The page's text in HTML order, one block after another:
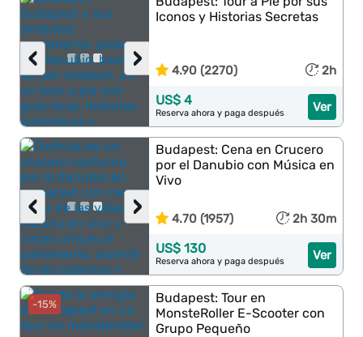
›
‹
Iconos y Historias Secretas
4.90 (2270) 2h
Ver
US$ 4
Reserva ahora y paga después
›
‹
Budapest: Cena en Crucero
por el Danubio con Música en
Vivo
4.70 (1957) 2h 30m
Ver
US$ 130
Reserva ahora y paga después
-15%
Budapest: Tour en
MonsteRoller E-Scooter con
Grupo Pequeño